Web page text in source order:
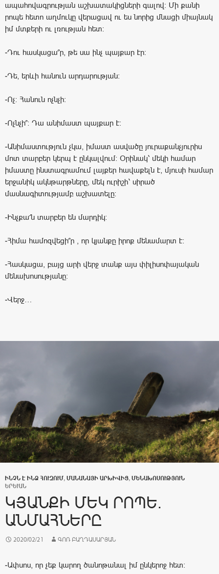
ապահովագրության աշխատակիցների գալով։ Մի քանի
րոպե հետո աղմուկը վերացավ ու ես նորից մնացի միայնակ
իմ մտքերի ու լռության հետ։
-Դու հասկացա՞ր, թե սա ինչ պայքար էր։
-Դե, երևի հանուն արդարության։
-Ոչ։ Հանուն ոչնչի։
-Ոչնչի՞։ Դա անիմաստ պայքար է։
-Անիմաստություն չկա, իմաստ ասվածը յուրաքանչյուրիս
մոտ տարբեր կերպ է ընկալվում։ Օրինակ՝ մեկի համար
իմաստը ինստագրամում լայքեր հավաքելն է, մյուսի համար
երջանիկ ակնթարթները, մեկ ուրիշի՝ սիրած
մասնագիտությամբ աշխատելը։
-Ինչքա՜ն տարբեր են մարդիկ։
-Հիմա համոզվեցի՞ր , որ կյանքը իրոք մենամարտ է։
-Հասկացա, բայց արի վերջ տանք այս փիլիսոփայական
մենախոսությանը։
-Վերջ…
ԻՆՉՆ Է ԻՆՁ ՀՈՒԶՈՒՄ, ՄԱՆԱՆԱՅԻ ԱՐԽԻՎԻՑ, ՄԵՆԱԽՈՍՈՒԹՅՈՒՆ
ԵՐԵՒԱՆ
ԿՅԱՆՔԻ ՄԵԿ ՐՈՊԵ.
ԱՆՄԱՀՆԵՐԸ
2020/02/21 ԳՈՌ ԲԱՂԴԱՍԱՐՅԱՆ
-Ափսոս, որ չեք կարող ծանոթանալ իմ ընկերոջ հետ: